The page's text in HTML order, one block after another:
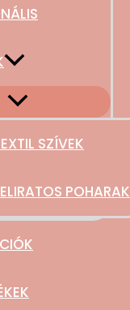
SZÍVEK
POHARAK